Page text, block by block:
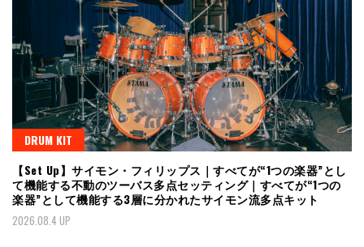
DRUM KIT
【Set Up】サイモン・フィリップス｜すべてが“1つの楽器”とし
て機能する不動のツーバス多点セッティング｜すべてが“1つの
楽器”として機能する3層に分かれたサイモン流多点キット
2026.08.4 UP